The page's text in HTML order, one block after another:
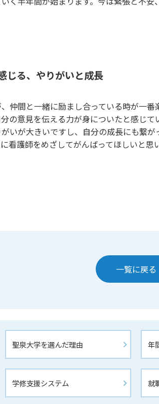
じる、やりがいと成長
仲間と一緒に励まし合っている時が一番
の意見を伝える力が身についたと感じて
いが大きいですし、自分の成長にも繋が
看護師をめざしてがんばってほしいと思
一覧に戻る
聖泉大学を選んだ理由 年
学修支援システム 就